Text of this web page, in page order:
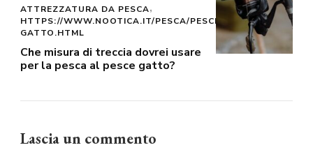
ATTREZZATURA DA PESCA
HTTPS://WWW.NOOTICA.IT/PESCA/PESCE-
GATTO.HTML
Che misura di treccia dovrei usare
per la pesca al pesce gatto?
Lascia un commento